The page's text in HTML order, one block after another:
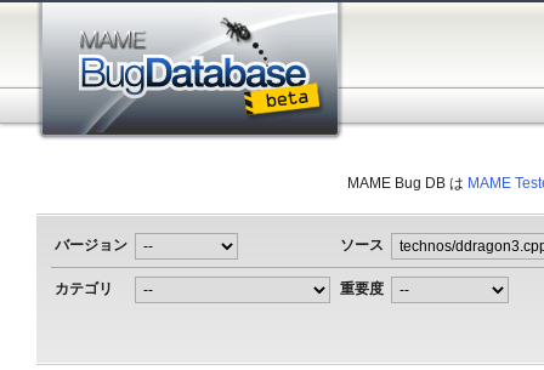
MAME Bug DB は MAME
バージョン ソース
カテゴリ 重要度